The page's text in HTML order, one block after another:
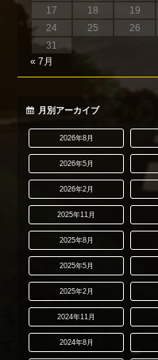
17
18 19
24
25 26
31
« 7月
月別アーカイブ
2026年8月
2026年5月
2026年2月
2025年11月
2025年8月
2025年5月
2025年2月
2024年11月
2024年8月